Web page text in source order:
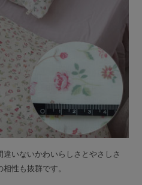
いないかわいらしさとやさしさ
性も抜群です。